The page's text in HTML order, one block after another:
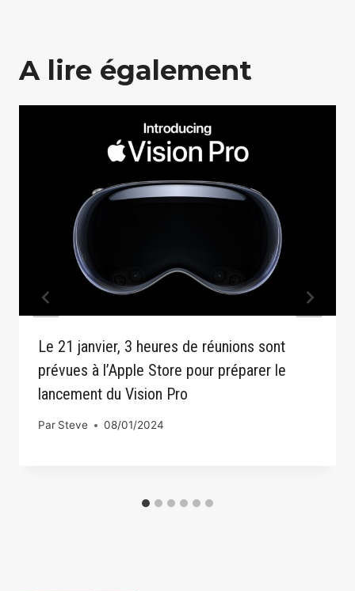
A lire également
Le 21 janvier, 3 heures de réunions sont
prévues à l’Apple Store pour préparer le
lancement du Vision Pro
Par Steve 08/01/2024